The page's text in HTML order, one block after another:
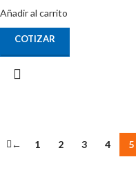
Añadir al carrito
COTIZAR
← 1 2 3 4 5